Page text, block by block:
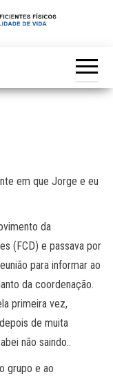
em que Jorge e eu
da
(FCD) e passava por
para informar ao
da coordenação.
primeira vez,
de muita
não saindo..
grupo e ao